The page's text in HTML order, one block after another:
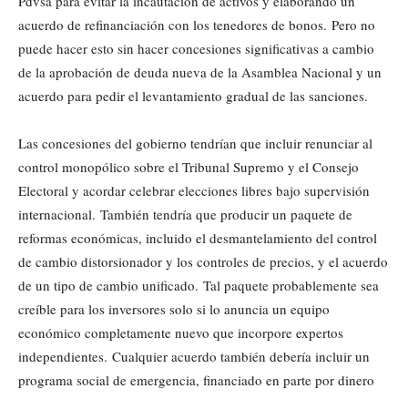
acuerdo de refinanciación con los tenedores de bonos. Pero no
puede hacer esto sin hacer concesiones significativas a cambio
de la aprobación de deuda nueva de la Asamblea Nacional y un
acuerdo para pedir el levantamiento gradual de las sanciones.
Las concesiones del gobierno tendrían que incluir renunciar al
control monopólico sobre el Tribunal Supremo y el Consejo
Electoral y acordar celebrar elecciones libres bajo supervisión
internacional. También tendría que producir un paquete de
reformas económicas, incluido el desmantelamiento del control
de cambio distorsionador y los controles de precios, y el acuerdo
de un tipo de cambio unificado. Tal paquete probablemente sea
creíble para los inversores solo si lo anuncia un equipo
económico completamente nuevo que incorpore expertos
independientes. Cualquier acuerdo también debería incluir un
programa social de emergencia, financiado en parte por dinero